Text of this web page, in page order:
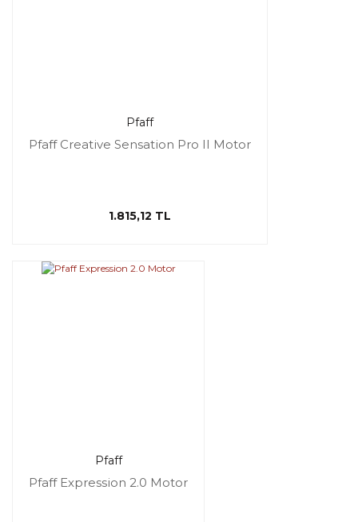
Pfaff
Pfaff Creative Sensation Pro II Motor
1.815,12 TL
Pfaff
Pfaff Expression 2.0 Motor